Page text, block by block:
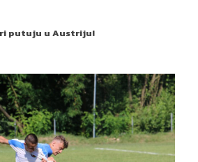
putuju u Austriju!